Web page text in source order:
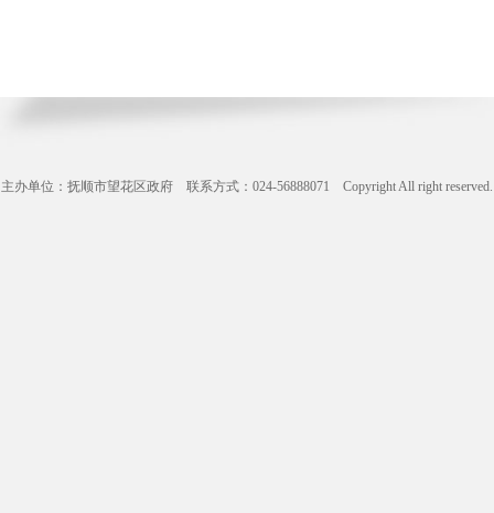
主办单位：抚顺市望花区政府 联系方式：024-56888071 Copyright All right